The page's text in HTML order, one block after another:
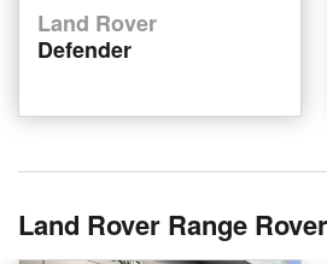
Land Rover
Defender
Land Rover Range